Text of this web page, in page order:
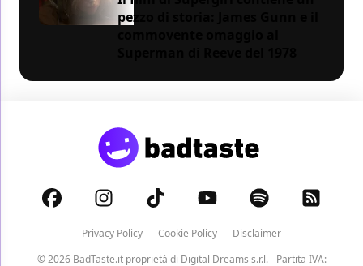
pezzo di storia: James Gunn e il
Privacy Policy Cookie Policy
Disclaimer
© 2026 BadTaste.it proprietà di Digital Dreams s.r.l.- Partita IVA: